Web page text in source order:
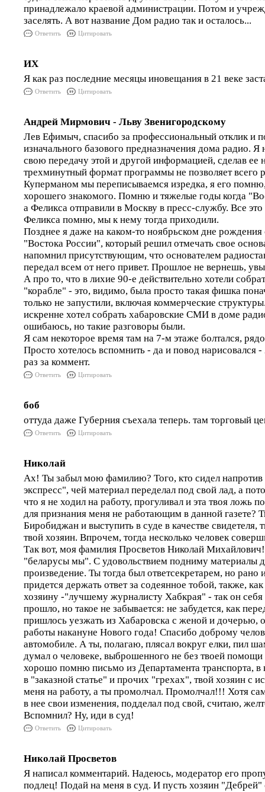
принадлежало краевой администрации. Потом и
заселять. А вот название Дом радио так и осталось...
Ответить Цитировать
ИХ
Я как раз последние месяцы иновещания в 21 веке
Ответить Цитировать
Андрей Мирмович - Льву Звенигородскому
Лев Ефимыч, спасибо за профессиональный отклик и
изначального базового предназначения дома радио. Я
свою передачу этой и другой информацией, сделав ее
трехминутный формат программы не позволяет всего
Куперманом мы переписываемся изредка, я его помню,
хорошего знакомого. Помню и тяжелые годы когда
а Феликса отправили в Москву в пресс-службу. Все
Феликса помню, мы к нему тогда приходили.
Позднее я даже на каком-то ноябрьском дне рождения
"Востока России", который решил отмечать свое
напомнил присутствующим, что основателем
передал всем от него привет. Прошлое не вернешь,
А про то, что в лихие 90-е действительно хотели
"корабле" - это, видимо, была просто такая фишка
только не запустили, включая коммерческие
искренне хотел собрать хабаровские СМИ в доме
ошибаюсь, но такие разговоры были.
Я сам некоторое время там на 7-м этаже болтался,
Просто хотелось вспомнить - да и повод нарисовался
раз за коммент.
Ответить Цитировать
боб
оттуда даже Губерния съехала теперь. там торговый
Ответить Цитировать
Николай
Ах! Ты забыл мою фамилию? Того, кто сидел напротив
экспресс", чей материал переделал под свой лад, а
что я не ходил на работу, прогуливал и эта твоя ложь
для признания меня не работающим в данной газете?
Биробиджан и выступить в суде в качестве свидетеля,
твой хозяин. Впрочем, тогда несколько человек
Так вот, моя фамилия Просветов Николай
"беларусы мы". С удовольствием подниму материалы
произведение. Ты тогда был ответсекретарем, но рано
придется держать ответ за содеянное тобой, также,
хозяину -"лучшему журналисту Хабкрая" - так он себя
прошло, но такое не забывается: не забудется, как
пришлось уезжать из Хабаровска с женой и дочерью,
работы накануне Нового года! Спасибо доброму
автомобиле. А ты, полагаю, плясал вокруг елки, пил
думал о человеке, выброшенного не без твоей
хорошо помню письмо из Департамента транспорта, в
в "заказной статье" и прочих "грехах", твой хозяин с
меня на работу, а ты промолчал. Промолчал!!! Хотя
в нее свои изменения, подделал под свой, считаю,
Вспомнил? Ну, иди в суд!
Ответить Цитировать
Николай Просветов
Я написал комментарий. Надеюсь, модератор его
подлец! Подай на меня в суд. И пусть хозяин "Дебрей"